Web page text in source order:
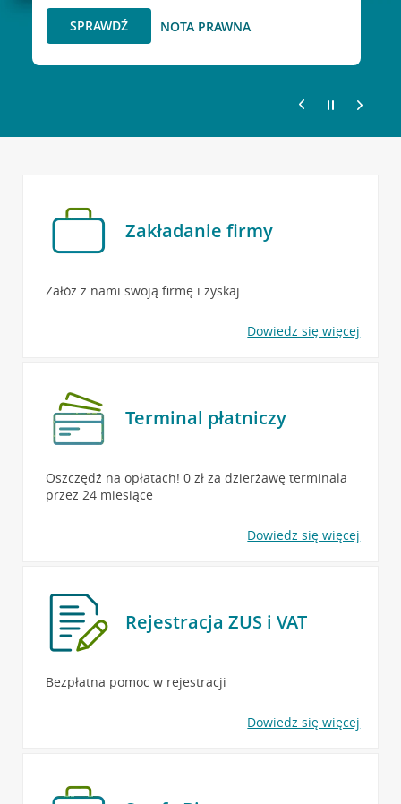
SPRAWDŹ NOTA PRAWNA
SPRAWDŹ
Zakładanie firmy
Załóż z nami swoją firmę i zyskaj
Dowiedz się więcej
Terminal płatniczy
Oszczędź na opłatach! 0 zł za dzierżawę terminala
przez 24 miesiące
Dowiedz się więcej
Rejestracja ZUS i VAT
Bezpłatna pomoc w rejestracji
Dowiedz się więcej